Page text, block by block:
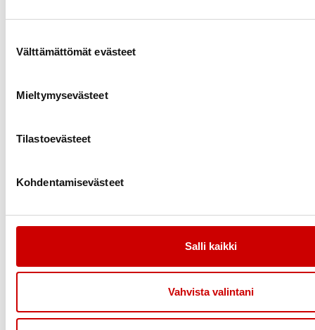
Välttämättömät evästeet
Mieltymysevästeet
Tilastoevästeet
Kohdentamisevästeet
Salli kaikki
Vahvista valintani
Link to facebook
Tietoa
Toimintaa
Tapahtumakalenteri
Yhteystiedot